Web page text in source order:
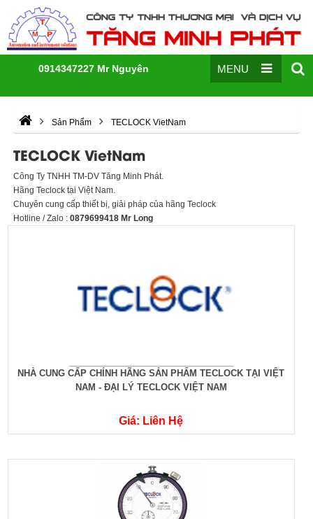
0914347227 Mr Nguyên MENU
Sản Phẩm TECLOCK VietNam
TECLOCK VietNam
Công Ty TNHH TM-DV Tăng Minh Phát.
Hãng Teclock tại Việt Nam.
Chuyên cung cấp thiết bị, giải pháp của hãng Teclock
Hotline / Zalo :0879699418 Mr Long
NHÀ CUNG CẤP CHÍNH HÃNG SẢN PHẨM TECLOCK TẠI VIỆT
NAM - ĐẠI LÝ TECLOCK VIỆT NAM
Giá: Liên Hệ